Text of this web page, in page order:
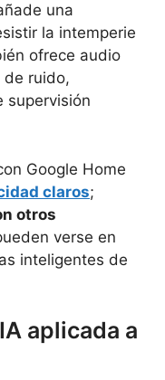
una
la intemperie
ofrece audio
de ruido,
supervisión
Google Home
claros;
otros
verse en
inteligentes de
aplicada a